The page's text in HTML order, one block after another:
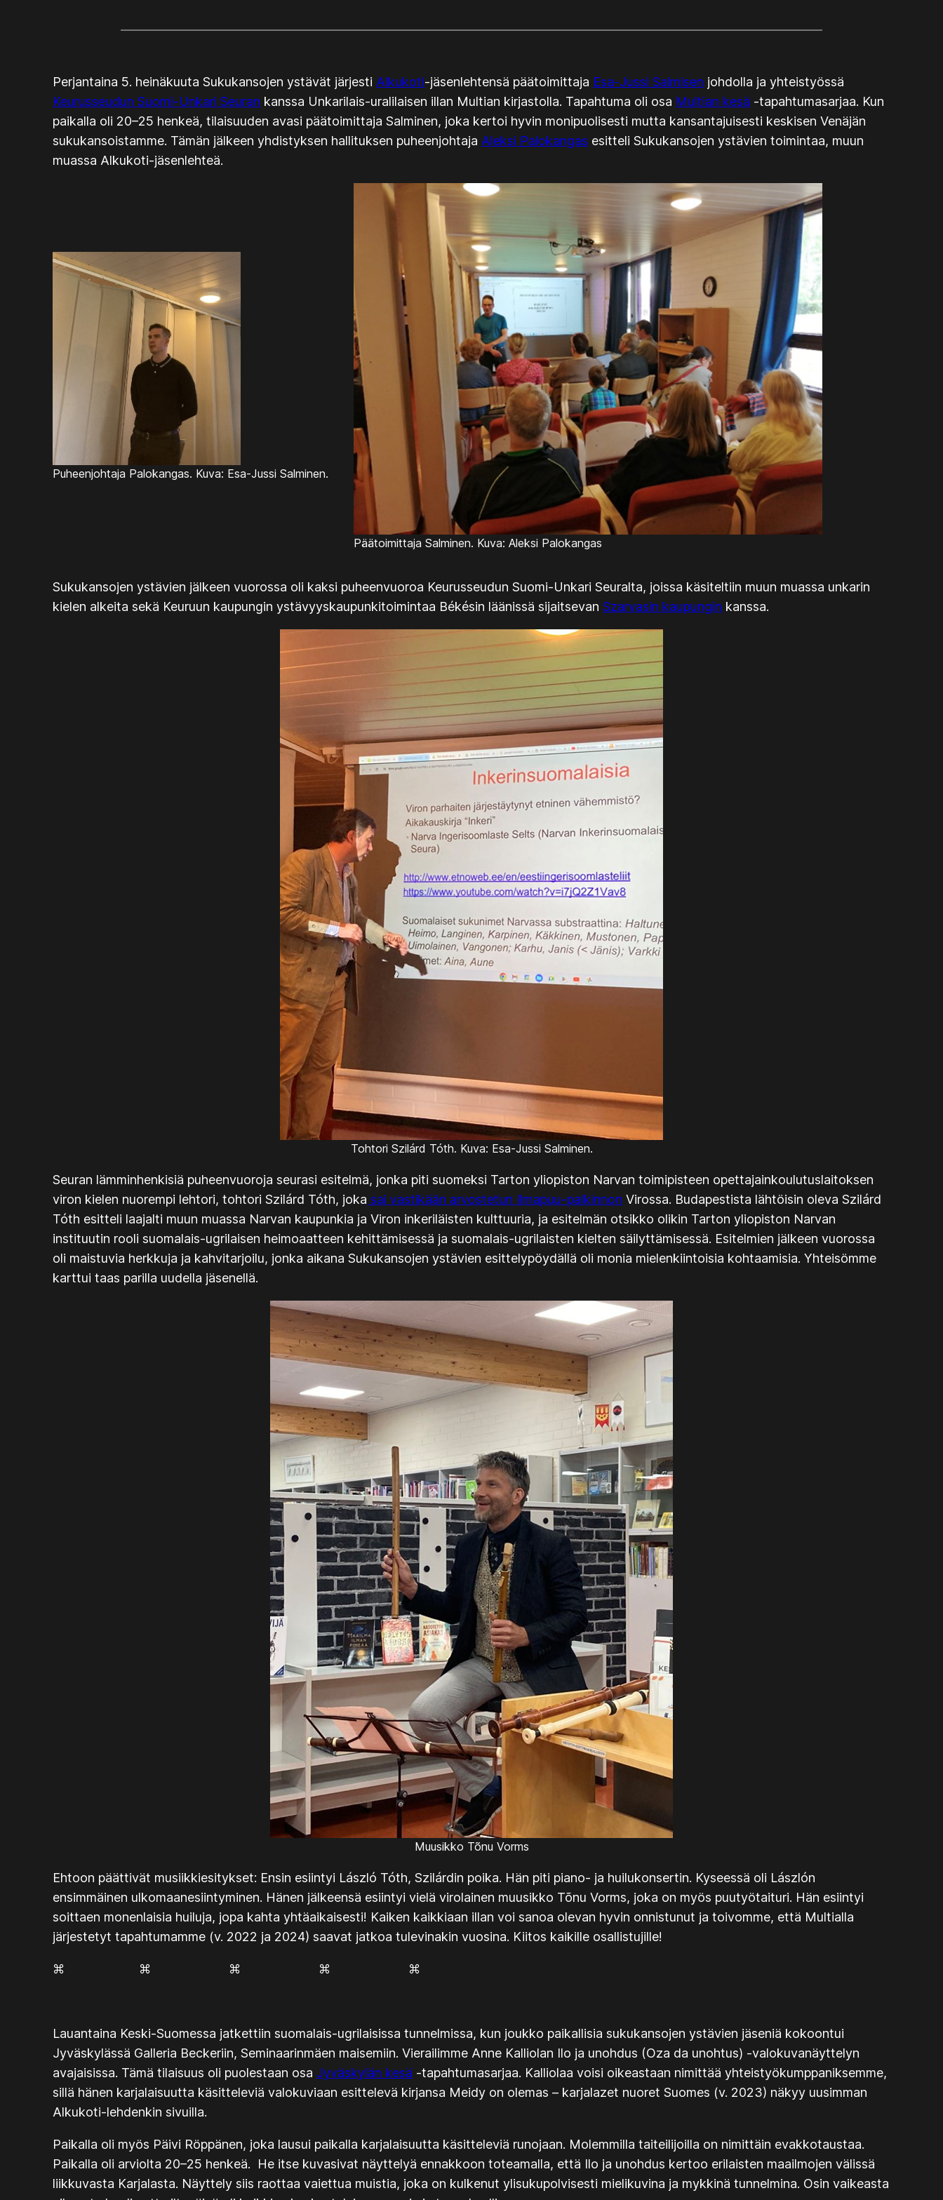
Perjantaina 5. heinäkuuta Sukukansojen ystävät järjesti Alkukoti-jäsenlehtensä päätoimittaja Esa-Jussi Salmisen johdolla ja yhteistyössä
Keurusseudun Suomi-Unkari Seuran kanssa Unkarilais-uralilaisen illan Multian kirjastolla. Tapahtuma oli osa Multian kesä -tapahtumasarjaa. Kun
paikalla oli 20–25 henkeä, tilaisuuden avasi päätoimittaja Salminen, joka kertoi hyvin monipuolisesti mutta kansantajuisesti keskisen Venäjän
sukukansoistamme. Tämän jälkeen yhdistyksen hallituksen puheenjohtaja Aleksi Palokangas esitteli Sukukansojen ystävien toimintaa, muun
muassa Alkukoti-jäsenlehteä.
Puheenjohtaja Palokangas. Kuva: Esa-Jussi Salminen.
Päätoimittaja Salminen. Kuva: Aleksi Palokangas
Sukukansojen ystävien jälkeen vuorossa oli kaksi puheenvuoroa Keurusseudun Suomi-Unkari Seuralta, joissa käsiteltiin muun muassa unkarin
kielen alkeita sekä Keuruun kaupungin ystävyyskaupunkitoimintaa Békésin läänissä sijaitsevanSzarvasin kaupungin kanssa.
Tohtori Szilárd Tóth. Kuva: Esa-Jussi Salminen.
Seuran lämminhenkisiä puheenvuoroja seurasi esitelmä, jonka piti suomeksi Tarton yliopiston Narvan toimipisteen opettajainkoulutuslaitoksen
viron kielen nuorempi lehtori, tohtori Szilárd Tóth, joka sai vastikään arvostetun Ilmapuu-palkinnon Virossa. Budapestista lähtöisin oleva Szilárd
Tóth esitteli laajalti muun muassa Narvan kaupunkia ja Viron inkeriläisten kulttuuria, ja esitelmän otsikko olikin Tarton yliopiston Narvan
instituutin rooli suomalais-ugrilaisen heimoaatteen kehittämisessä ja suomalais-ugrilaisten kielten säilyttämisessä. Esitelmien jälkeen vuorossa
oli maistuvia herkkuja ja kahvitarjoilu, jonka aikana Sukukansojen ystävien esittelypöydällä oli monia mielenkiintoisia kohtaamisia. Yhteisömme
karttui taas parilla uudella jäsenellä.
Muusikko Tõnu Vorms
Ehtoon päättivät musiikkiesitykset: Ensin esiintyi László Tóth, Szilárdin poika. Hän piti piano- ja huilukonsertin. Kyseessä oli Lászlón
ensimmäinen ulkomaanesiintyminen. Hänen jälkeensä esiintyi vielä virolainen muusikko Tõnu Vorms, joka on myös puutyötaituri. Hän esiintyi
soittaen monenlaisia huiluja, jopa kahta yhtäaikaisesti! Kaiken kaikkiaan illan voi sanoa olevan hyvin onnistunut ja toivomme, että Multialla
järjestetyt tapahtumamme (v. 2022 ja 2024) saavat jatkoa tulevinakin vuosina. Kiitos kaikille osallistujille!
⌘ ⌘ ⌘ ⌘ ⌘
Lauantaina Keski-Suomessa jatkettiin suomalais-ugrilaisissa tunnelmissa, kun joukko paikallisia sukukansojen ystävien jäseniä kokoontui
Jyväskylässä Galleria Beckeriin, Seminaarinmäen maisemiin. Vierailimme Anne Kalliolan Ilo ja unohdus (Oza da unohtus) -valokuvanäyttelyn
avajaisissa. Tämä tilaisuus oli puolestaan osa Jyväskylän kesä -tapahtumasarjaa. Kalliolaa voisi oikeastaan nimittää yhteistyökumppaniksemme,
sillä hänen karjalaisuutta käsitteleviä valokuviaan esittelevä kirjansa Meidy on olemas – karjalazet nuoret Suomes (v. 2023) näkyy uusimman
Alkukoti-lehdenkin sivuilla.
Paikalla oli myös Päivi Röppänen, joka lausui paikalla karjalaisuutta käsitteleviä runojaan. Molemmilla taiteilijoilla on nimittäin evakkotaustaa.
Paikalla oli arviolta 20–25 henkeä. He itse kuvasivat näyttelyä ennakkoon toteamalla, että Ilo ja unohdus kertoo erilaisten maailmojen välissä
liikkuvasta Karjalasta. Näyttely siis raottaa vaiettua muistia, joka on kulkenut ylisukupolvisesti mielikuvina ja mykkinä tunnelmina. Osin vaikeasta